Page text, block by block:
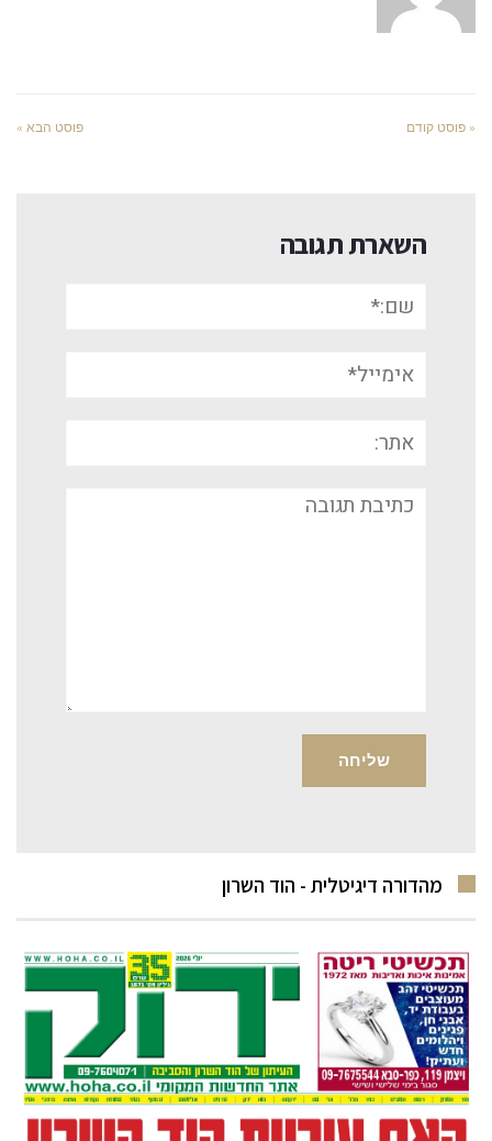
« פוסט קודם פוסט הבא »
השארת תגובה
אימייל*
תגובה
מהדורה דיגיטלית - הוד השרון